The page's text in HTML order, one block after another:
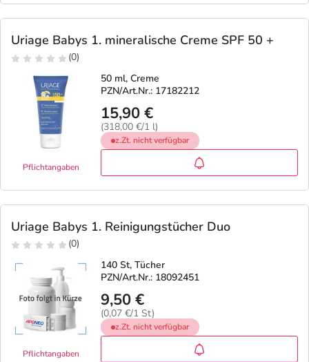
Uriage Babys 1. mineralische Creme SPF 50 +
(0)
Pflichtangaben
50 ml, Creme
PZN/Art.Nr.: 17182212
15,90 €
(318,00 €/1 l)
z.Zt. nicht verfügbar
Uriage Babys 1. Reinigungstücher Duo
(0)
Pflichtangaben
140 St, Tücher
PZN/Art.Nr.: 18092451
9,50 €
(0,07 €/1 St)
z.Zt. nicht verfügbar